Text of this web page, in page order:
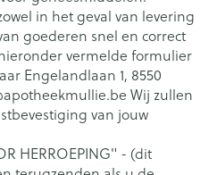
in het geval van levering
goederen snel en correct
vermelde formulier
Engelandlaan 1, 8550
Wij zullen
van jouw
HERROEPING" - (dit